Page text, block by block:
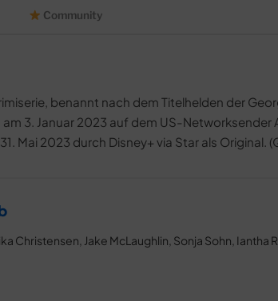
Community
benannt nach dem Titelhelden der
am 3. Januar 2023 auf dem US-
Mai 2023 durch Disney+ via Star als Original.
Christensen, Jake McLaughlin, Sonja Sohn, Iantha